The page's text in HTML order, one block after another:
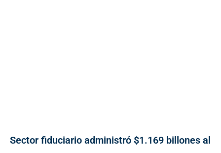
Sector fiduciario administró $1.169 billones al